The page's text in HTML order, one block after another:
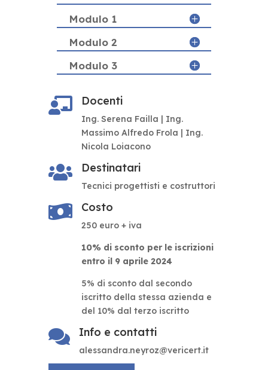
Modulo 1
Modulo 2
Modulo 3
 Docenti
Ing. Serena Failla | Ing.
Massimo Alfredo Frola | Ing.
Nicola Loiacono
 Destinatari
Tecnici progettisti e costruttori
 Costo
250 euro + iva
10% di sconto per le iscrizioni
entro il 9 aprile 2024
5% di sconto dal secondo
iscritto della stessa azienda e
del 10% dal terzo iscritto
 Info e contatti
alessandra.neyroz@vericert.it